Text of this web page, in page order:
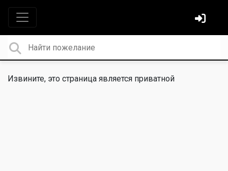
Извините, это страница является приватной